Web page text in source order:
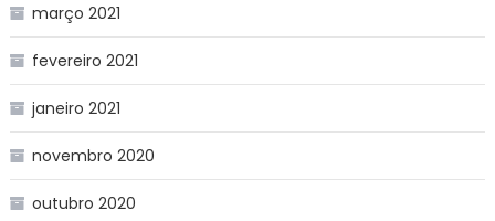
março 2021
fevereiro 2021
janeiro 2021
novembro 2020
outubro 2020